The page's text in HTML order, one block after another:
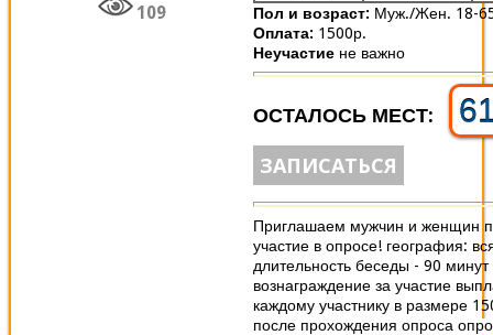
109
Пол и возраст: Муж./Жен. 18-
Оплата: 1500р.
Неучастие не важно
ОСТАЛОСЬ МЕСТ:
ЗАПИСАТЬСЯ
Приглашаем мужчин и женщин
участие в опросе! география:
длительность беседы - 90 минут
вознаграждение за участие
каждому участнику в размере
после прохождения опроса